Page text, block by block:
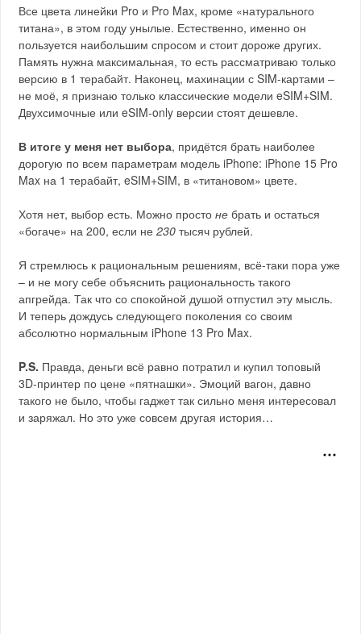
Все цвета линейки Pro и Pro Max, кроме «натурального
титана», в этом году унылые. Естественно, именно он
пользуется наибольшим спросом и стоит дороже других.
Память нужна максимальная, то есть рассматриваю только
версию в 1 терабайт. Наконец, махинации с SIM-картами –
не моё, я признаю только классические модели eSIM+SIM.
Двухсимочные или eSIM-only версии стоят дешевле.
В итоге у меня нет выбора, придётся брать наиболее
дорогую по всем параметрам модель iPhone: iPhone 15 Pro
Max на 1 терабайт, eSIM+SIM, в «титановом» цвете.
Хотя нет, выбор есть. Можно простоне брать и остаться
«богаче» на 200, если не230 тысяч рублей.
Я стремлюсь к рациональным решениям, всё-таки пора уже
– и не могу себе объяснить рациональность такого
апгрейда. Так что со спокойной душой отпустил эту мысль.
И теперь дождусь следующего поколения со своим
абсолютно нормальным iPhone 13 Pro Max.
P.S. Правда, деньги всё равно потратил и купил топовый
3D-принтер по цене «пятнашки». Эмоций вагон, давно
такого не было, чтобы гаджет так сильно меня интересовал
и заряжал. Но это уже совсем другая история…